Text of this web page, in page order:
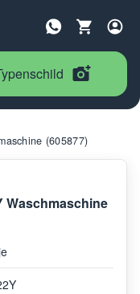
(605877)
Waschmaschine